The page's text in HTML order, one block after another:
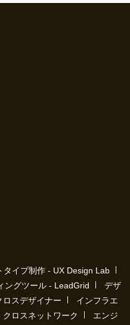
タイプ制作 - UX Design Lab
ングツール - LeadGrid
デザ
スデザイナー
インフラエ
ロスネットワーク
エンジ